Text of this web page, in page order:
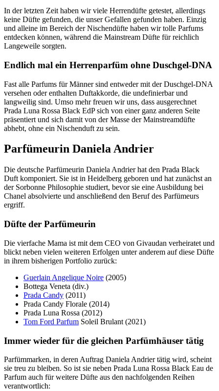
In der letzten Zeit haben wir viele Herrendüfte getestet, allerdings
keine Düfte gefunden, die unser Gefallen gefunden haben. Einzig
und alleine im Bereich der Nischendüfte haben wir tolle Parfums
entdecken können, während die Mainstream Düfte für reichlich
Langeweile sorgten.
Endlich mal ein Herrenparfüm ohne Duschgel-DNA
Fast alle Parfums für Männer sind entweder mit der Duschgel-DNA
versehen oder enthalten Duftakkorde, die undefinierbar und
langweilig sind. Umso mehr freuen wir uns, dass ausgerechnet
Prada Luna Rossa Black EdP sich von einer ganz anderen Seite
präsentiert und sich damit von der Masse der Mainstreamdüfte
abhebt, ohne ein Nischenduft zu sein.
Parfümeurin Daniela Andrier
Die deutsche Parfümeurin Daniela Andrier hat den Prada Black
Duft komponiert. Sie ist in Heidelberg geboren und hat zunächst an
der Sorbonne Philosophie studiert, bevor sie eine Ausbildung bei
Chanel absolvierte und anschließend den Beruf des Parfümeurs
ergriff.
Düfte der Parfümeurin
Die vierfache Mama ist mit dem CEO von Givaudan verheiratet und
blickt neben vielen weiteren Erfolgen unter anderem auf diese Düfte
in ihrem bisherigen Portfolio zurück:
Guerlain Angelique Noire (2005)
Bottega Veneta (div.)
Prada Candy (2011)
Prada Candy Florale (2014)
Prada Luna Rossa (2012)
Tom Ford Parfum Soleil Brulant (2021)
Immer wieder für die gleichen Parfümhäuser tätig
Parfümmarken, in deren Auftrag Daniela Andrier tätig wird, scheint
sie treu zu bleiben. So ist sie neben Prada Luna Rossa Black Eau de
Parfum auch für weitere Düfte aus den nachfolgenden Reihen
verantwortlich: